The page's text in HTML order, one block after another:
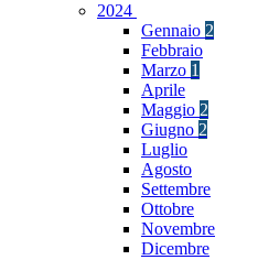
2024
Gennaio 2
Febbraio
Marzo 1
Aprile
Maggio 2
Giugno 2
Luglio
Agosto
Settembre
Ottobre
Novembre
Dicembre